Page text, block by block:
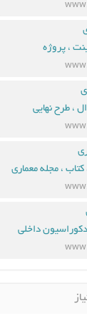
، پروژه
، طرح نهایی
، مجله معماری
دکوراسیون داخلی